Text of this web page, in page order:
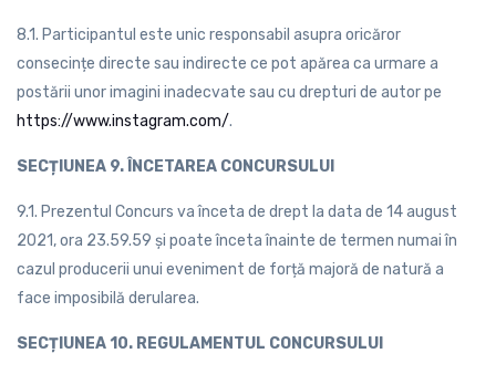
8.1. Participantul este unic responsabil asupra oricăror
consecințe directe sau indirecte ce pot apărea ca urmare a
postării unor imagini inadecvate sau cu drepturi de autor pe
https://www.instagram.com/.
SECȚIUNEA 9. ÎNCETAREA CONCURSULUI
9.1. Prezentul Concurs va înceta de drept la data de 14 august
2021, ora 23.59.59 și poate înceta înainte de termen numai în
cazul producerii unui eveniment de forță majoră de natură a
face imposibilă derularea.
SECȚIUNEA 10. REGULAMENTUL CONCURSULUI